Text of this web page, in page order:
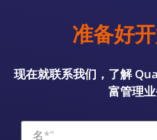
准备好
现在就联系我们，了解
富管理业